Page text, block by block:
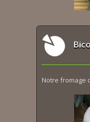
Notre fromage